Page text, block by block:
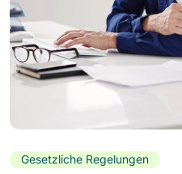
Gesetzliche Regelungen